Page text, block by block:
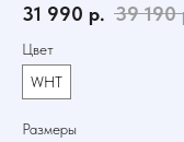
31 990 р. 39 190
Цвет
WHT
Размеры